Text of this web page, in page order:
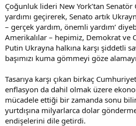
Çoğunluk lideri New York’tan Senatör
yardımı geçirerek, Senato artık
– gerçek yardım, önemli yardım’
Amerikalılar – hepimiz, Demokrat ve
Putin Ukrayna halkına karşı şiddetli
başımızı kuma gömmeyi göze
Tasarıya karşı çıkan birkaç
enflasyon da dahil olmak üzere
mücadele ettiği bir zamanda sonu
yurtdışına milyarlarca dolar
endişelerini dile getirdi.